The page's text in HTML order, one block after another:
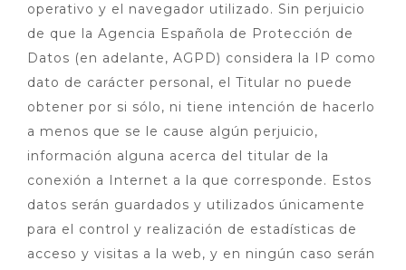
operativo y el navegador utilizado. Sin perjuicio
de que la Agencia Española de Protección de
Datos (en adelante, AGPD) considera la IP como
dato de carácter personal, el Titular no puede
obtener por si sólo, ni tiene intención de hacerlo
a menos que se le cause algún perjuicio,
información alguna acerca del titular de la
conexión a Internet a la que corresponde. Estos
datos serán guardados y utilizados únicamente
para el control y realización de estadísticas de
acceso y visitas a la web, y en ningún caso serán